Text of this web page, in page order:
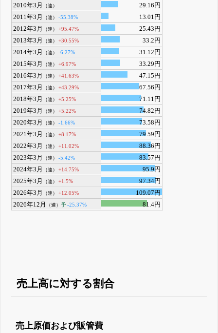
2010年3月 （連）
29.16円
2011年3月
（連） -55.38%
13.01円
2012年3月
（連） +95.47%
25.43円
2013年3月
（連） +30.55%
33.2円
2014年3月
（連） -6.27%
31.12円
2015年3月
（連） +6.97%
33.29円
2016年3月
（連） +41.63%
47.15円
2017年3月
（連） +43.29%
67.56円
2018年3月
（連） +5.25%
71.11円
2019年3月
（連） +5.22%
74.82円
2020年3月
（連） -1.66%
73.58円
2021年3月
（連） +8.17%
79.59円
2022年3月
（連） +11.02%
88.36円
2023年3月
（連） -5.42%
83.57円
2024年3月
（連） +14.75%
95.9円
2025年3月
（連） +1.5%
97.34円
2026年3月
（連） +12.05%
109.07円
2026年12月
（連）予-25.37% 81.4円
売上高に対する割合
売上原価および販管費